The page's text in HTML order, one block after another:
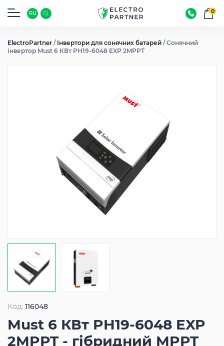
RU 0
ElectroPartner / Інвертори для сонячних батарей /Сонячний
інвертор Must 6 КВт PH19-6048 EXP 2MPPT
Код: 116048
Must 6 КВт PH19-6048 EXP
2MPPT - гібридний MPPT